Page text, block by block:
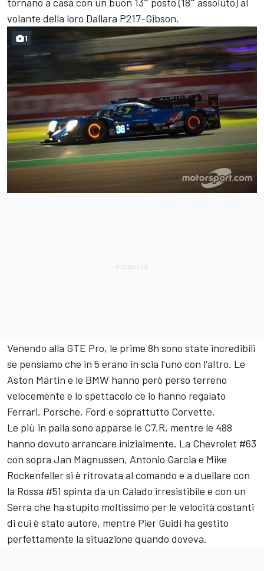
volante della loro Dallara P217-Gibson.
1
Venendo alla GTE Pro, le prime 8h sono state incredibili
se pensiamo che in 5 erano in scia l'uno con l'altro. Le
Aston Martin e le BMW hanno però perso terreno
velocemente e lo spettacolo ce lo hanno regalato
Ferrari, Porsche, Ford e soprattutto Corvette.
Le più in palla sono apparse le C7.R, mentre le 488
hanno dovuto arrancare inizialmente. La Chevrolet #63
con sopra Jan Magnussen, Antonio Garcia e Mike
Rockenfeller si è ritrovata al comando e a duellare con
la Rossa #51 spinta da un Calado irresistibile e con un
Serra che ha stupito moltissimo per le velocità costanti
di cui è stato autore, mentre Pier Guidi ha gestito
perfettamente la situazione quando doveva.